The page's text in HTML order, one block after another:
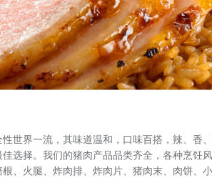
世界一流，其味道温和，口味百搭，辣、香
选择。我们的猪肉产品品类齐全，各种烹饪
、火腿、炸肉排、炸肉片、猪肉末、肉饼、